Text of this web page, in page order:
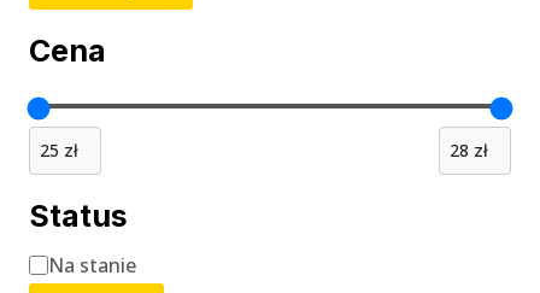
Cena
Status
Status
Na stanie